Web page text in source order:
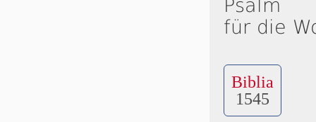
Psalm
für die
Biblia
1545